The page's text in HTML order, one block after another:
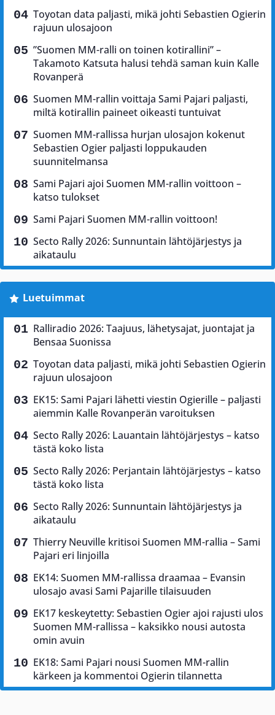
Toyotan data paljasti, mikä johti Sebastien Ogierin
rajuun ulosajoon
”Suomen MM-ralli on toinen kotirallini” –
Takamoto Katsuta halusi tehdä saman kuin Kalle
Rovanperä
Suomen MM-rallin voittaja Sami Pajari paljasti,
miltä kotirallin paineet oikeasti tuntuivat
Suomen MM-rallissa hurjan ulosajon kokenut
Sebastien Ogier paljasti loppukauden
suunnitelmansa
Sami Pajari ajoi Suomen MM-rallin voittoon –
katso tulokset
Sami Pajari Suomen MM-rallin voittoon!
Secto Rally 2026: Sunnuntain lähtöjärjestys ja
aikataulu
Luetuimmat
Ralliradio 2026: Taajuus, lähetysajat, juontajat ja
Bensaa Suonissa
Toyotan data paljasti, mikä johti Sebastien Ogierin
rajuun ulosajoon
EK15: Sami Pajari lähetti viestin Ogierille – paljasti
aiemmin Kalle Rovanperän varoituksen
Secto Rally 2026: Lauantain lähtöjärjestys – katso
tästä koko lista
Secto Rally 2026: Perjantain lähtöjärjestys – katso
tästä koko lista
Secto Rally 2026: Sunnuntain lähtöjärjestys ja
aikataulu
Thierry Neuville kritisoi Suomen MM-rallia – Sami
Pajari eri linjoilla
EK14: Suomen MM-rallissa draamaa – Evansin
ulosajo avasi Sami Pajarille tilaisuuden
EK17 keskeytetty: Sebastien Ogier ajoi rajusti ulos
Suomen MM-rallissa – kaksikko nousi autosta
omin avuin
EK18: Sami Pajari nousi Suomen MM-rallin
kärkeen ja kommentoi Ogierin tilannetta